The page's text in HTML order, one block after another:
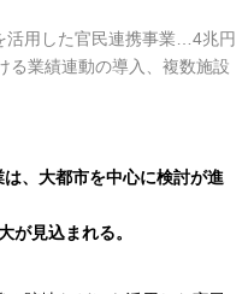
用した官民連携事業…4兆円
業績連動の導入、複数施設
、大都市を中心に検討が進
見込まれる。